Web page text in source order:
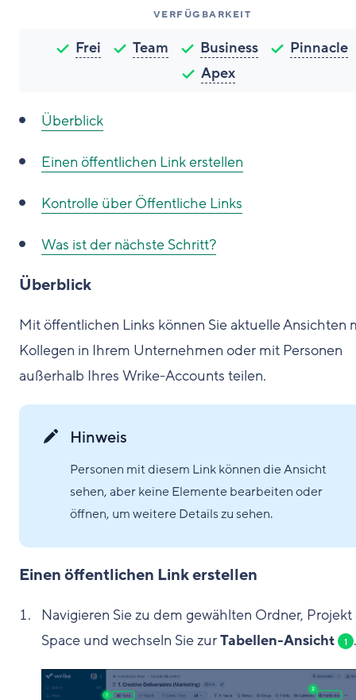
VERFÜGBARKEIT
Frei Team Business
Pinnacle
Apex
Überblick
Einen öffentlichen Link erstellen
Kontrolle über Öffentliche Links
Was ist der nächste Schritt?
Überblick
Mit öffentlichen Links können Sie aktuelle Ansichten
Kollegen in Ihrem Unternehmen oder mit Personen
außerhalb Ihres Wrike-Accounts teilen.
Hinweis
Personen mit diesem Link können die Ansicht
sehen, aber keine Elemente bearbeiten oder
öffnen, um weitere Details zu sehen.
Einen öffentlichen Link erstellen
Navigieren Sie zu dem gewählten Ordner,
Space und wechseln Sie zurTabellen-Ansicht 1 .